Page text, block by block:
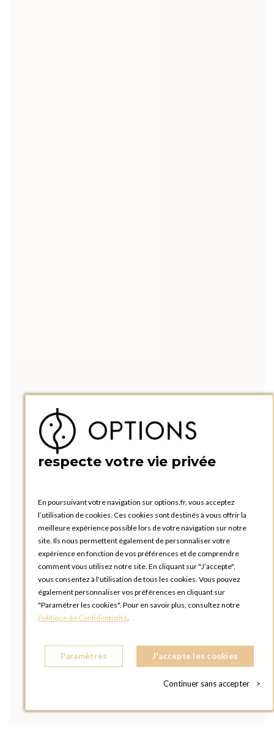
respecte votre vie privée
En poursuivant votre navigation sur options.fr, vous acceptez
l’utilisation de cookies. Ces cookies sont destinés à vous offrir la
meilleure expérience possible lors de votre navigation sur notre
site. Ils nous permettent également de personnaliser votre
expérience en fonction de vos préférences et de comprendre
comment vous utilisez notre site. En cliquant sur "J’accepte",
vous consentez à l'utilisation de tous les cookies. Vous pouvez
également personnaliser vos préférences en cliquant sur
"Paramétrer les cookies". Pour en savoir plus, consultez notre
Politique de Confidentialité.
Paramètres J'accepte les cookies
Continuer sans accepter >